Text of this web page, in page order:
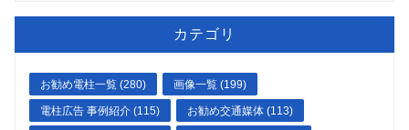
カテゴリ
お勧め電柱一覧 (280) 画像一覧 (199)
電柱広告 事例紹介 (115) お勧め交通媒体 (113)